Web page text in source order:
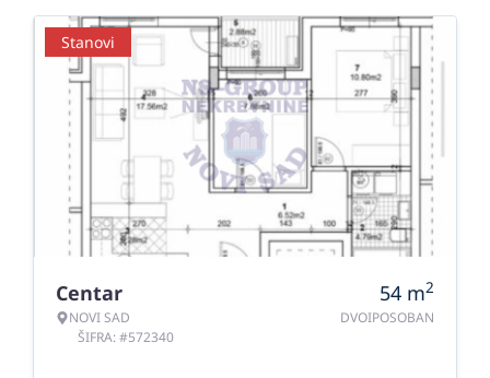
Stanovi
Centar
NOVI SAD
ŠIFRA: #572340
54 m2
DVOIPOSOBAN